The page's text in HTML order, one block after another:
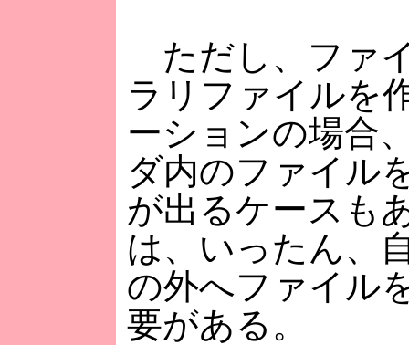
ただし、ファ
ラリファイルを
ーションの場合
ダ内のファイル
が出るケースも
は、いったん、
の外へファイル
要がある。